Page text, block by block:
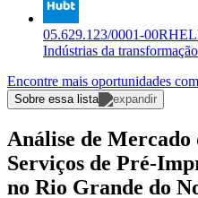
05.629.123/0001-00
Indústrias da transformação
Encontre mais oportunidades
Sobre essa lista
Análise de Mercado
Serviços de Pré-
no Rio Grande do